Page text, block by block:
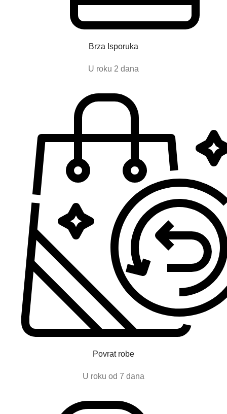
Brza Isporuka
U roku 2 dana
Povrat robe
U roku od 7 dana